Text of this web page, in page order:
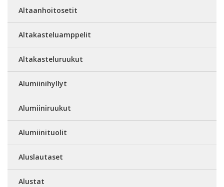
Altaanhoitosetit
Altakasteluamppelit
Altakasteluruukut
Alumiinihyllyt
Alumiiniruukut
Alumiinituolit
Aluslautaset
Alustat